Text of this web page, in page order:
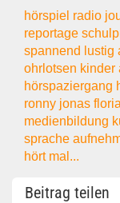
hörspiel radio
reportage
spannend
lustig
ohrlotsen kinder
hörspaziergang
ronny jonas
medienbildung
sprache
hört mal...
Beitrag teilen